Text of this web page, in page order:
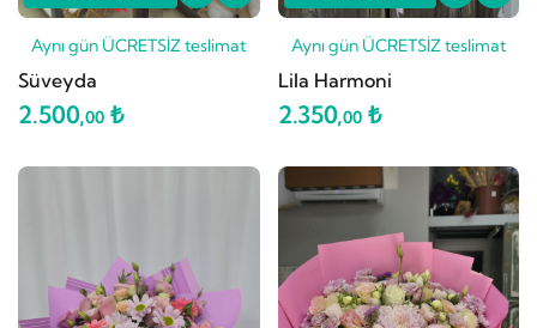
Aynı gün ÜCRETSİZ teslimat
Süveyda
2.500,00 ₺
Aynı gün ÜCRETSİZ teslimat
Lila Harmoni
2.350,00₺